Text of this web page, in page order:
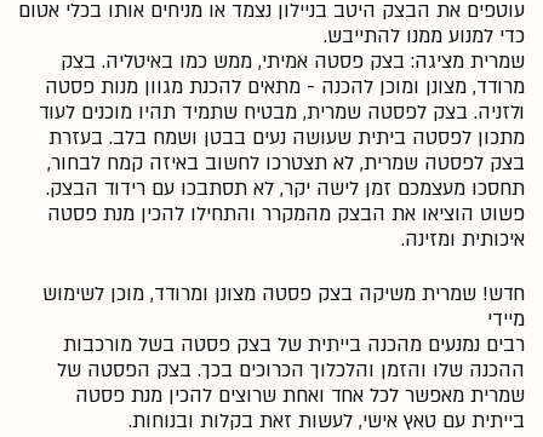
עוטפים את הבצק היטב בניילון נצמד או מניחים אותו בכלי אטום
כדי למנוע ממנו להתייבש.
שמרית מציגה: בצק פסטה אמיתי, ממש כמו באיטליה. בצק
מרודד, מצונן ומוכן להכנה - מתאים להכנת מגוון מנות פסטה
ולזניה. בצק לפסטה שמרית, מבטיח שתמיד תהיו מוכנים לעוד
מתכון לפסטה ביתית שעושה נעים בבטן ושמח בלב. בעזרת
בצק לפסטה שמרית, לא תצטרכו לחשוב באיזה קמח לבחור,
תחסכו מעצמכם זמן לישה יקר, לא תסתבכו עם רידוד הבצק.
פשוט הוציאו את הבצק מהמקרר והתחילו להכין מנת פסטה
איכותית ומזינה.
חדש! שמרית משיקה בצק פסטה מצונן ומרודד, מוכן לשימוש
מיידי
רבים נמנעים מהכנה בייתית של בצק פסטה בשל מורכבות
ההכנה שלו והזמן והלכלוך הכרוכים בכך. בצק הפסטה של
שמרית מאפשר לכל אחד ואחת שרוצים להכין מנת פסטה
בייתית עם טאץ אישי, לעשות זאת בקלות ובנוחות.